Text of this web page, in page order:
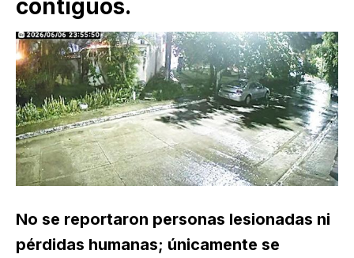
contiguos.
No se reportaron personas lesionadas ni
pérdidas humanas; únicamente se